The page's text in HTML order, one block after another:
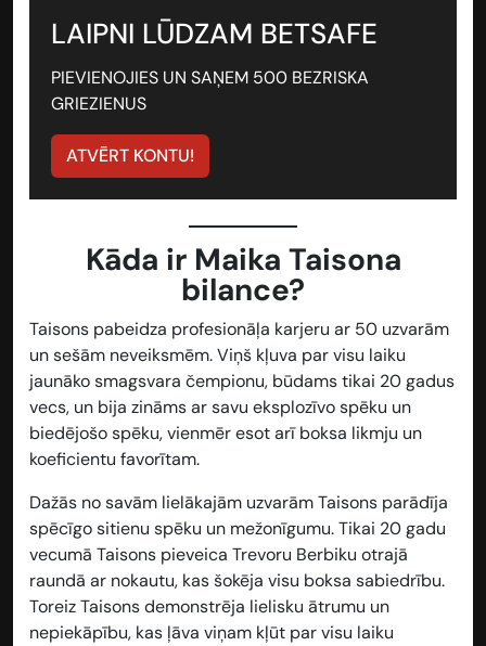
LAIPNI LŪDZAM BETSAFE
PIEVIENOJIES UN SAŅEM 500 BEZRISKA
GRIEZIENUS
ATVĒRT KONTU!
Kāda ir Maika Taisona
bilance?
Taisons pabeidza profesionāļa karjeru ar 50 uzvarām
un sešām neveiksmēm. Viņš kļuva par visu laiku
jaunāko smagsvara čempionu, būdams tikai 20 gadus
vecs, un bija zināms ar savu eksplozīvo spēku un
biedējošo spēku, vienmēr esot arī boksa likmju un
koeficientu favorītam.
Dažās no savām lielākajām uzvarām Taisons parādīja
spēcīgo sitienu spēku un mežonīgumu. Tikai 20 gadu
vecumā Taisons pieveica Trevoru Berbiku otrajā
raundā ar nokautu, kas šokēja visu boksa sabiedrību.
Toreiz Taisons demonstrēja lielisku ātrumu un
nepiekāpību, kas ļāva viņam kļūt par visu laiku